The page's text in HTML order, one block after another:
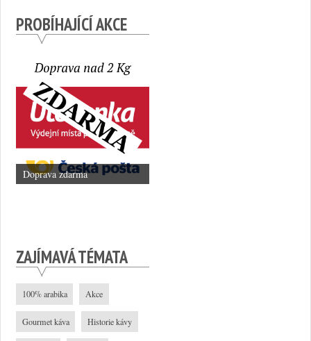
PROBÍHAJÍCÍ AKCE
Doprava zdarma
ZAJÍMAVÁ TÉMATA
100% arabika Akce
Gourmet káva Historie kávy